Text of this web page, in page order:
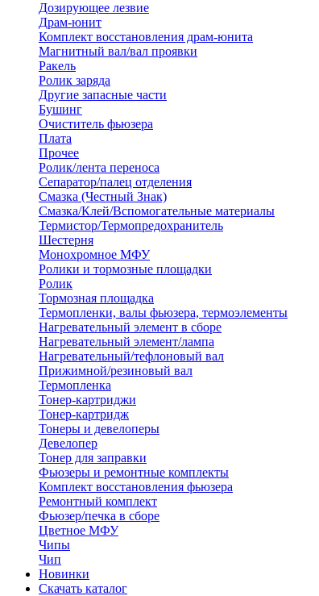
Дозирующее лезвие
Драм-юнит
Комплект восстановления драм-юнита
Магнитный вал/вал проявки
Ракель
Ролик заряда
Другие запасные части
Бушинг
Очиститель фьюзера
Плата
Прочее
Ролик/лента переноса
Сепаратор/палец отделения
Смазка (Честный Знак)
Смазка/Клей/Вспомогательные материалы
Термистор/Термопредохранитель
Шестерня
Монохромное МФУ
Ролики и тормозные площадки
Ролик
Тормозная площадка
Термопленки, валы фьюзера, термоэлементы
Нагревательный элемент в сборе
Нагревательный элемент/лампа
Нагревательный/тефлоновый вал
Прижимной/резиновый вал
Термопленка
Тонер-картриджи
Тонер-картридж
Тонеры и девелоперы
Девелопер
Тонер для заправки
Фьюзеры и ремонтные комплекты
Комплект восстановления фьюзера
Ремонтный комплект
Фьюзер/печка в сборе
Цветное МФУ
Чипы
Чип
Новинки
Скачать каталог